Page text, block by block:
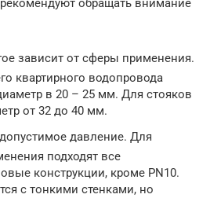
обращать внимание
зависит от сферы применения.
квартирного водопровода
в 20 – 25 мм. Для стояков
от 32 до 40 мм.
давление. Для
подходят все
конструкции, кроме PN10.
с тонкими стенками, но